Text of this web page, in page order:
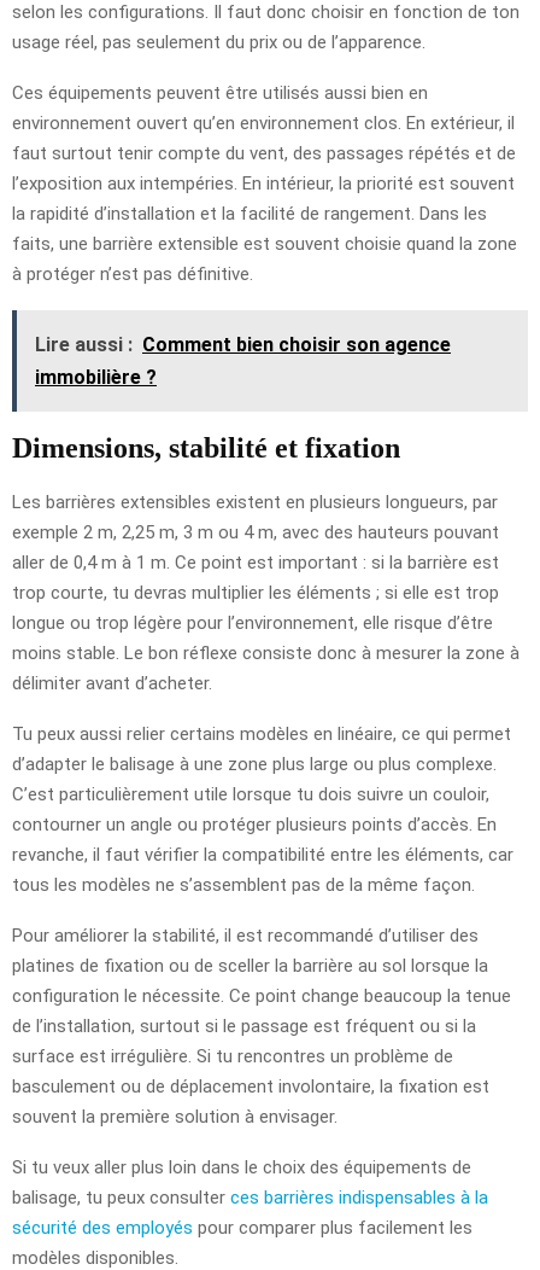
selon les configurations. Il faut donc choisir en fonction de ton
usage réel, pas seulement du prix ou de l’apparence.
Ces équipements peuvent être utilisés aussi bien en
environnement ouvert qu’en environnement clos. En extérieur, il
faut surtout tenir compte du vent, des passages répétés et de
l’exposition aux intempéries. En intérieur, la priorité est souvent
la rapidité d’installation et la facilité de rangement. Dans les
faits, une barrière extensible est souvent choisie quand la zone
à protéger n’est pas définitive.
Lire aussi : Comment bien choisir son agence
immobilière ?
Dimensions, stabilité et fixation
Les barrières extensibles existent en plusieurs longueurs, par
exemple 2 m, 2,25 m, 3 m ou 4 m, avec des hauteurs pouvant
aller de 0,4 m à 1 m. Ce point est important : si la barrière est
trop courte, tu devras multiplier les éléments ; si elle est trop
longue ou trop légère pour l’environnement, elle risque d’être
moins stable. Le bon réflexe consiste donc à mesurer la zone à
délimiter avant d’acheter.
Tu peux aussi relier certains modèles en linéaire, ce qui permet
d’adapter le balisage à une zone plus large ou plus complexe.
C’est particulièrement utile lorsque tu dois suivre un couloir,
contourner un angle ou protéger plusieurs points d’accès. En
revanche, il faut vérifier la compatibilité entre les éléments, car
tous les modèles ne s’assemblent pas de la même façon.
Pour améliorer la stabilité, il est recommandé d’utiliser des
platines de fixation ou de sceller la barrière au sol lorsque la
configuration le nécessite. Ce point change beaucoup la tenue
de l’installation, surtout si le passage est fréquent ou si la
surface est irrégulière. Si tu rencontres un problème de
basculement ou de déplacement involontaire, la fixation est
souvent la première solution à envisager.
Si tu veux aller plus loin dans le choix des équipements de
balisage, tu peux consulter ces barrières indispensables à la
sécurité des employés pour comparer plus facilement les
modèles disponibles.